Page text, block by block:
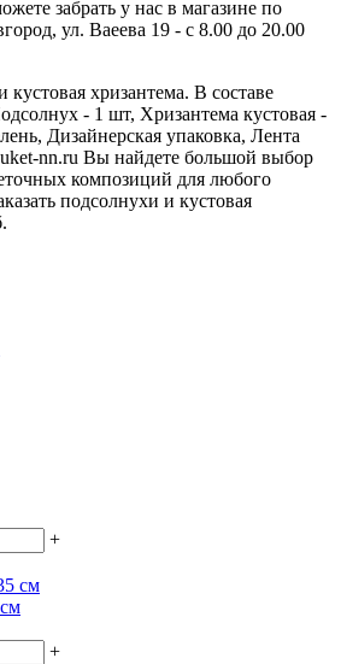
забрать у нас в магазине по
ул. Ваеева 19 - с 8.00 до 20.00
хризантема. В составе
- 1 шт, Хризантема кустовая -
Дизайнерская упаковка, Лента
nn.ru Вы найдете большой выбор
композиций для любого
подсолнухи и кустовая
+
+